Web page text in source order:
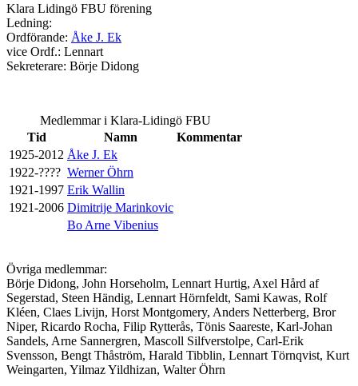
Klara Lidingö FBU förening
Ledning:
Ordförande: Åke J. Ek
vice Ordf.: Lennart
Sekreterare: Börje Didong
Medlemmar i Klara-Lidingö FBU
Tid
Namn
Kommentar
1925-2012 Åke J. Ek
1922-???? Werner Öhrn
1921-1997 Erik Wallin
1921-2006 Dimitrije Marinkovic
Bo Arne Vibenius
Övriga medlemmar:
Börje Didong, John Horseholm, Lennart Hurtig, Axel Hård af
Segerstad, Steen Händig, Lennart Hörnfeldt, Sami Kawas, Rolf
Kléen, Claes Livijn, Horst Montgomery, Anders Netterberg, Bror
Niper, Ricardo Rocha, Filip Rytterås, Tönis Saareste, Karl-Johan
Sandels, Arne Sannergren, Mascoll Silfverstolpe, Carl-Erik
Svensson, Bengt Thåström, Harald Tibblin, Lennart Törnqvist, Kurt
Weingarten, Yilmaz Yildhizan, Walter Öhrn